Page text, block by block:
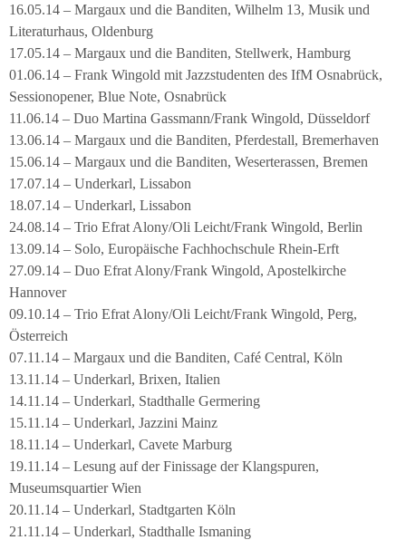
16.05.14 – Margaux und die Banditen, Wilhelm 13, Musik und
Literaturhaus, Oldenburg
17.05.14 – Margaux und die Banditen, Stellwerk, Hamburg
01.06.14 – Frank Wingold mit Jazzstudenten des IfM Osnabrück,
Sessionopener, Blue Note, Osnabrück
11.06.14 – Duo Martina Gassmann/Frank Wingold, Düsseldorf
13.06.14 – Margaux und die Banditen, Pferdestall, Bremerhaven
15.06.14 – Margaux und die Banditen, Weserterassen, Bremen
17.07.14 – Underkarl, Lissabon
18.07.14 – Underkarl, Lissabon
24.08.14 – Trio Efrat Alony/Oli Leicht/Frank Wingold, Berlin
13.09.14 – Solo, Europäische Fachhochschule Rhein-Erft
27.09.14 – Duo Efrat Alony/Frank Wingold, Apostelkirche
Hannover
09.10.14 – Trio Efrat Alony/Oli Leicht/Frank Wingold, Perg,
Österreich
07.11.14 – Margaux und die Banditen, Café Central, Köln
13.11.14 – Underkarl, Brixen, Italien
14.11.14 – Underkarl, Stadthalle Germering
15.11.14 – Underkarl, Jazzini Mainz
18.11.14 – Underkarl, Cavete Marburg
19.11.14 – Lesung auf der Finissage der Klangspuren,
Museumsquartier Wien
20.11.14 – Underkarl, Stadtgarten Köln
21.11.14 – Underkarl, Stadthalle Ismaning